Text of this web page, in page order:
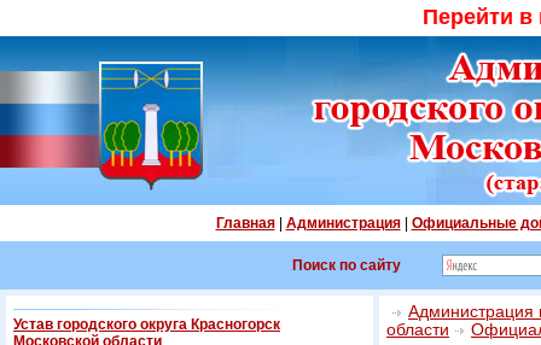
Перейти
Главная| Администрация| Официальные
Поиск по сайту
Устав городского округа Красногорск
Московской области
Администрация
области